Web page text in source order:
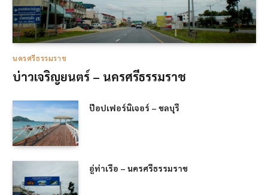
นครศรีธรรมราช
บ่าวเจริญยนตร์ – นครศรีธรรมราช
ป๊อปเฟอร์นิเจอร์ – ชลบุรี
อู่ท่าเรือ – นครศรีธรรมราช